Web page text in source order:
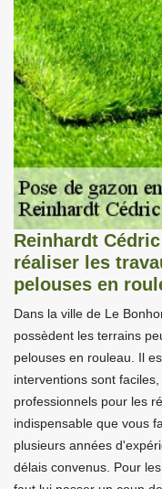
Reinhardt
réaliser les
pelouses en
Dans la ville de Le
possèdent les terrains
pelouses en rouleau. Il
interventions sont
professionnels pour les
indispensable que vous
plusieurs années
délais convenus. Pour